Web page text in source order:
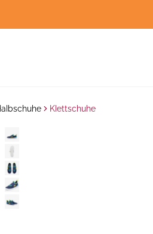
Klettschuhe